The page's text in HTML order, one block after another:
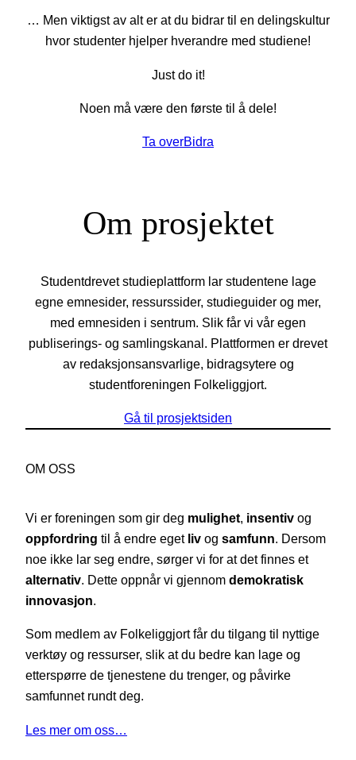
… Men viktigst av alt er at du bidrar til en delingskultur
hvor studenter hjelper hverandre med studiene!
Just do it!
Noen må være den første til å dele!
Ta overBidra
Om prosjektet
Studentdrevet studieplattform lar studentene lage
egne emnesider, ressurssider, studieguider og mer,
med emnesiden i sentrum. Slik får vi vår egen
publiserings- og samlingskanal. Plattformen er drevet
av redaksjonsansvarlige, bidragsytere og
studentforeningen Folkeliggjort.
Gå til prosjektsiden
OM OSS
Vi er foreningen som gir deg mulighet, insentiv og
oppfordring til å endre eget liv og samfunn. Dersom
noe ikke lar seg endre, sørger vi for at det finnes et
alternativ. Dette oppnår vi gjennom demokratisk
innovasjon.
Som medlem av Folkeliggjort får du tilgang til nyttige
verktøy og ressurser, slik at du bedre kan lage og
etterspørre de tjenestene du trenger, og påvirke
samfunnet rundt deg.
Les mer om oss…